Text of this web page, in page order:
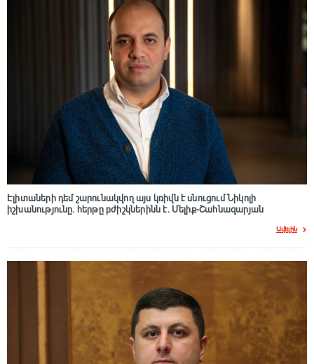
Էլիտաների դեմ շարունակվող այս կռիվն է սնուցում Նիկոլի
իշխանությունը. հերթը բժիշկներինն է. Մելիք-Շահնազարյան
Ավելին